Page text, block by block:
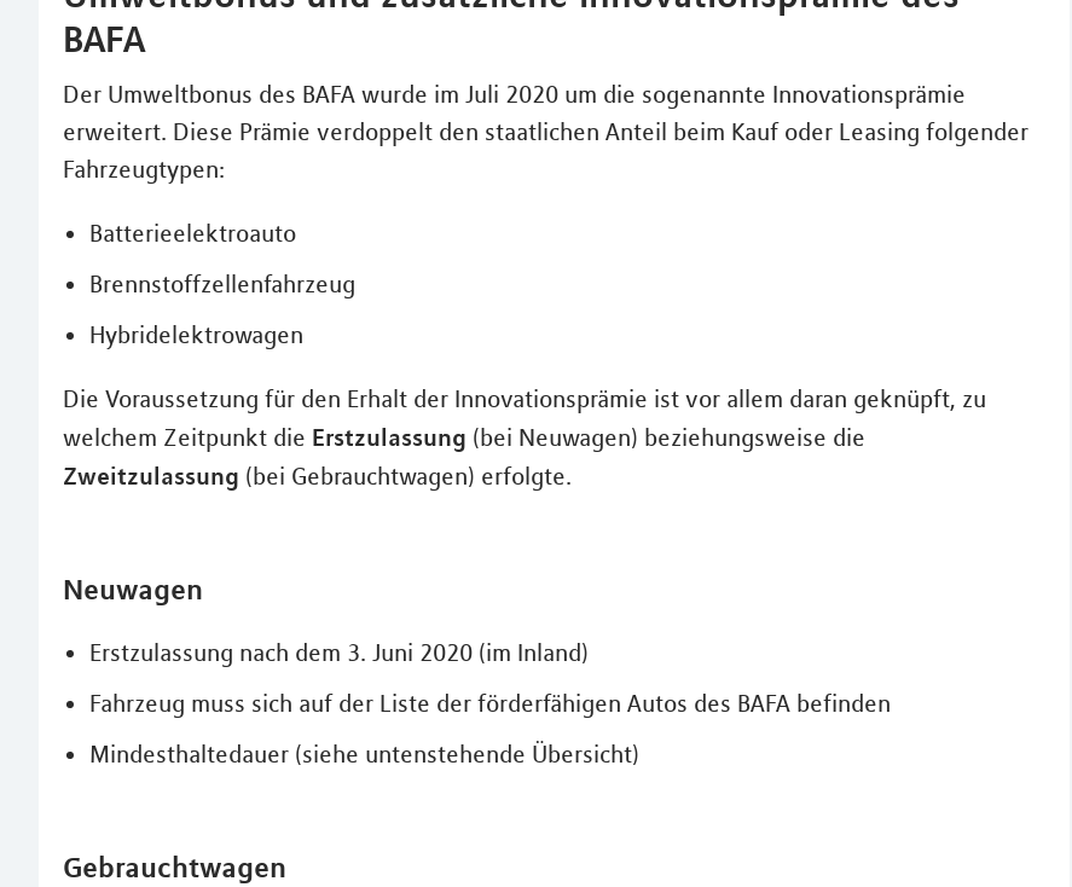
BAFA
Der Umweltbonus des BAFA wurde im Juli 2020 um die sogenannte Innovationsprämie
erweitert. Diese Prämie verdoppelt den staatlichen Anteil beim Kauf oder Leasing folgender
Fahrzeugtypen:
Batterieelektroauto
Brennstoffzellenfahrzeug
Hybridelektrowagen
Die Voraussetzung für den Erhalt der Innovationsprämie ist vor allem daran geknüpft, zu
welchem Zeitpunkt die Erstzulassung (bei Neuwagen) beziehungsweise die
Zweitzulassung (bei Gebrauchtwagen) erfolgte.
Neuwagen
Erstzulassung nach dem 3. Juni 2020 (im Inland)
Fahrzeug muss sich auf der Liste der förderfähigen Autos des BAFA befinden
Mindesthaltedauer (siehe untenstehende Übersicht)
Gebrauchtwagen